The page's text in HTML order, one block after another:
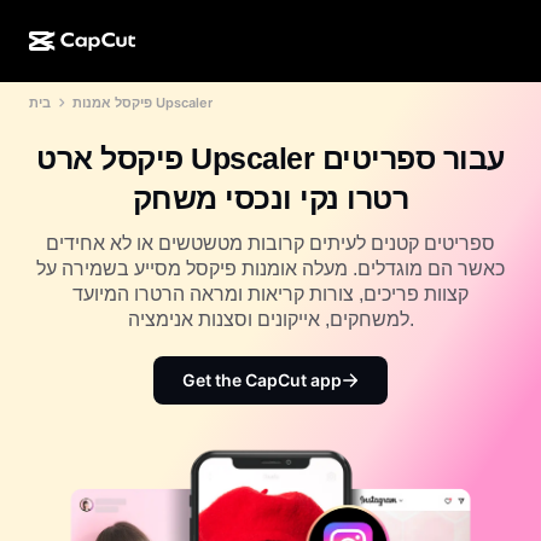
CapCut באינטרנט
CapCut Pad
CapCut לנייד
Dreamina AI
עיצוב בעזרת AI
סטודיו לסרטונים
מחולל סרטונים AI
מחולל תמונות AI
משפר תמונות מבוסס AI
Nano Banana Pro
Gemini Omni
כלי AI
יוצר ועורך סרטונים
יוצר ועורך תמונות
יוצר ועורך קול
רשתות חברתיות
תבניות לחגים
עוד
תבניות ליום נישואים
תבניות לאפקטים
קהילה
יוזמות
שותפים
תוכנית החלוצים
תוכנית שותפי היצירה
קמפוס היצירה של CapCut
בית פיקסל אמנות Upscaler
פיקסל ארט Upscaler עבור ספריטים
רטרו נקי ונכסי משחק
ספריטים קטנים לעיתים קרובות מטשטשים או לא אחידים
כאשר הם מוגדלים. מעלה אומנות פיקסל מסייע בשמירה על
קצוות פריכים, צורות קריאות ומראה הרטרו המיועד
למשחקים, אייקונים וסצנות אנימציה.
Get the CapCut app